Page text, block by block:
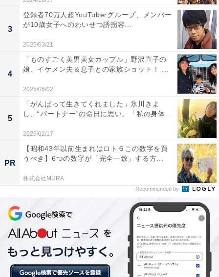
3
登録者70万人超YouTuberグループ、メンバー
が10歳女子へのわいせつ誘拐容...
2025/03/21
4
「ものすごく美男美女カップル」野沢直子の
娘、イケメン夫＆息子との家族ショット！ ...
2025/06/02
5
「がんばって生きてくれました」氷川きよ
し、“パートナー”の命日に思い。「私の身体...
2025/02/17
PR
【昭和43年以前生まれはロト６この数字を買
うべき】6つの数字が「完全一致」する方...
株式会社MURA
Recommended by